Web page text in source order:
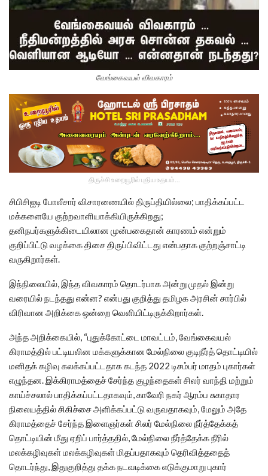
வேங்கைவயல் விவகாரம்
திருச்சி உறையூரில் புதிய உதயம்...
சிபிசிஐடி போலீசார் விசாரணையில் திருப்தியில்லை; பாதிக்கப்பட்ட
மக்களையே குற்றவாளியாக்கியிருக்கிறது;
தனிநபர்களுக்கிடையிலான முன்பகைதான் காரணம் என்றும்
குறிப்பிட்டு வழக்கை திசை திருப்பிவிட்டது என்பதாக குற்றஞ்சாட்டி
வருகிறார்கள்.
இந்நிலையில், இந்த விவகாரம் தொடர்பாக அன்று முதல் இன்று
வரையில் நடந்தது என்ன? என்பது குறித்து தமிழக அரசின் சார்பில்
விரிவான அறிக்கை ஒன்றை வெளியிட்டிருக்கிறார்கள்.
அந்த அறிக்கையில், “புதுக்கோட்டை மாவட்டம், வேங்கைவயல்
கிராமத்தில் பட்டியலின மக்களுக்கான மேல்நிலை குடிநீர்த் தொட்டியில்
மனிதக் கழிவு கலக்கப்பட்டதாக கடந்த 2022 டிசம்பர் மாதம் புகார்கள்
எழுந்தன. இக்கிராமத்தைச் சேர்ந்த குழந்தைகள் சிலர் வாந்தி மற்றும்
காய்ச்சலால் பாதிக்கப்பட்டதாகவும், காவேரி நகர் ஆரம்ப சுகாதார
நிலையத்தில் சிகிச்சை அளிக்கப்பட்டு வருவதாகவும், மேலும் அதே
கிராமத்தைச் சேர்ந்த இளைஞர்கள் சிலர் மேல்நிலை நீர்த்தேக்கத்
தொட்டியின் மீது ஏறிப் பார்த்ததில், மேல்நிலை நீர்த்தேக்க நீரில்
மலக்கழிவுகள் மலக்கழிவுகள் மிதப்பதாகவும் தெரிவித்ததைத்
தொடர்ந்து, இதுகுறித்து தக்க நடவடிக்கை எடுக்குமாறு புகார்